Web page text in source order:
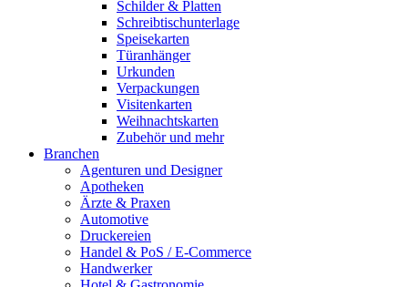
Schilder & Platten
Schreibtischunterlage
Speisekarten
Türanhänger
Urkunden
Verpackungen
Visitenkarten
Weihnachtskarten
Zubehör und mehr
Branchen
Agenturen und Designer
Apotheken
Ärzte & Praxen
Automotive
Druckereien
Handel & PoS / E-Commerce
Handwerker